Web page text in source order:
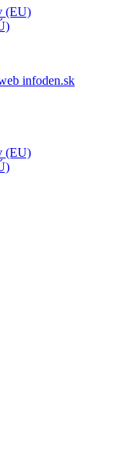
(EU)
infoden.sk
(EU)